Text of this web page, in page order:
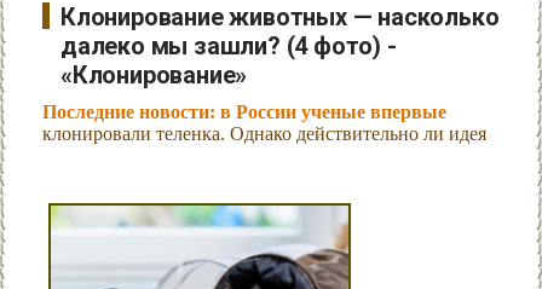
Клонирование животных — насколько
далеко мы зашли? (4 фото) -
«Клонирование»
Последние новости: в России ученые впервые
клонировали теленка. Однако действительно ли идея